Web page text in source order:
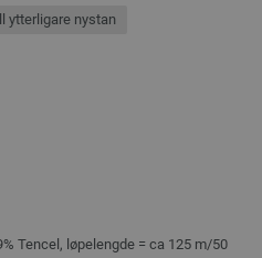
ytterligare nystan
Tencel, løpelengde = ca 125 m/50